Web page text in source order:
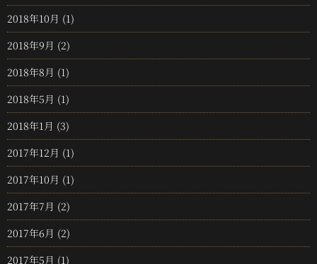
2018年10月 (1)
2018年9月 (2)
2018年8月 (1)
2018年5月 (1)
2018年1月 (3)
2017年12月 (1)
2017年10月 (1)
2017年7月 (2)
2017年6月 (2)
2017年5月 (1)